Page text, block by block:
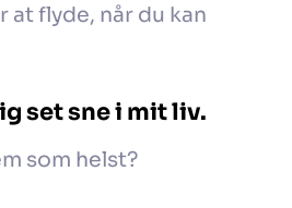
at flyde, når du kan
set sne i mit liv.
som helst?